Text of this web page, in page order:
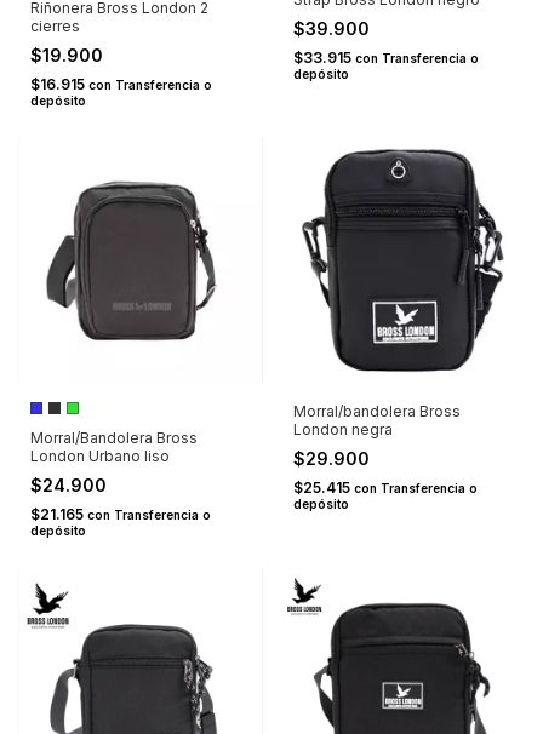
Riñonera Bross London 2
cierres
$19.900
$16.915 con Transferencia o
depósito
$39.900
$33.915 con Transferencia o
depósito
Morral/Bandolera Bross
London Urbano liso
$24.900
$21.165 con Transferencia o
depósito
Morral/bandolera Bross
London negra
$29.900
$25.415 con Transferencia o
depósito